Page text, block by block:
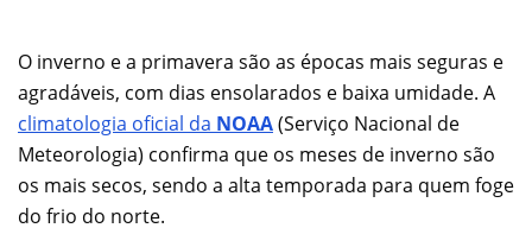
O inverno e a primavera são as épocas mais seguras e
agradáveis, com dias ensolarados e baixa umidade. A
climatologia oficial da NOAA(Serviço Nacional de
Meteorologia) confirma que os meses de inverno são
os mais secos, sendo a alta temporada para quem foge
do frio do norte.